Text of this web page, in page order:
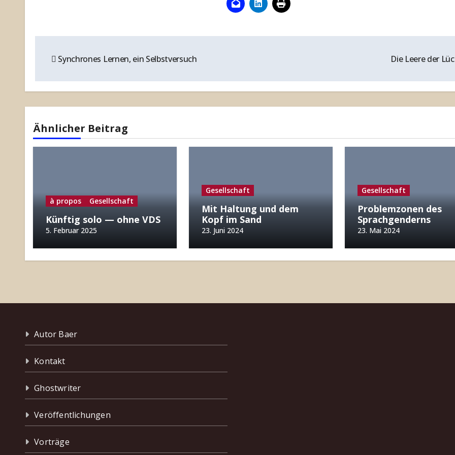
Synchrones Lernen, ein Selbstversuch Die Leere der
Ähnlicher Beitrag
à propos Gesellschaft
Künftig solo — ohne VDS
5. Februar 2025
Gesellschaft
Mit Haltung und dem
Kopf im Sand
23. Juni 2024
Gesellschaft
Problemzonen des
Sprachgenderns
23. Mai 2024
Autor Baer
Kontakt
Ghostwriter
Veröffentlichungen
Vorträge